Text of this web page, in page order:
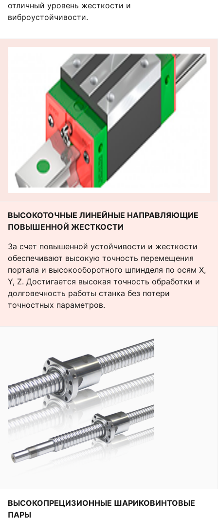
отличный уровень жесткости и
виброустойчивости.
ВЫСОКОТОЧНЫЕ ЛИНЕЙНЫЕ НАПРАВЛЯЮЩИЕ
ПОВЫШЕННОЙ ЖЕСТКОСТИ
За счет повышенной устойчивости и жесткости
обеспечивают высокую точность перемещения
портала и высокооборотного шпинделя по осям Х,
Y, Z. Достигается высокая точность обработки и
долговечность работы станка без потери
точностных параметров.
ВЫСОКОПРЕЦИЗИОННЫЕ ШАРИКОВИНТОВЫЕ
ПАРЫ